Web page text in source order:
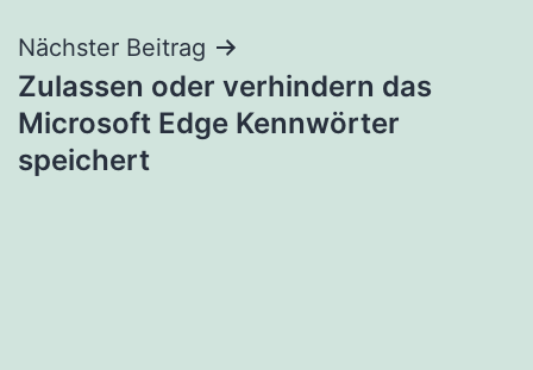
Nächster Beitrag
Zulassen oder verhindern das
Microsoft Edge Kennwörter
speichert